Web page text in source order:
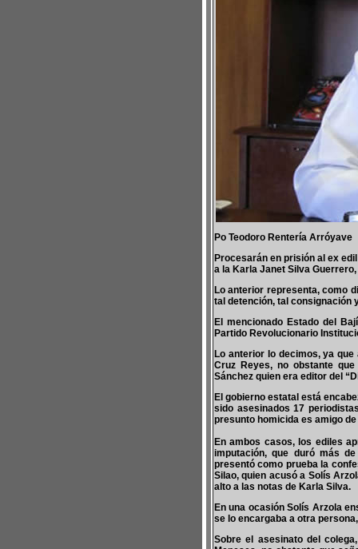
Po Teodoro Rentería Arróyave
Procesarán en prisión al ex
a la Karla Janet Silva
Lo anterior representa, como
tal detención, tal consignación
El mencionado Estado del
Partido Revolucionario
Lo anterior lo decimos, ya
Cruz Reyes, no obstante
Sánchez quien era editor del
El gobierno estatal está
sido asesinados 17
presunto homicida es amigo
En ambos casos, los ediles
imputación, que duró más
presentó como prueba la
Silao, quien acusó a Solís
alto a las notas de Karla Silva.
En una ocasión Solís Arzola
se lo encargaba a otra
Sobre el asesinato del